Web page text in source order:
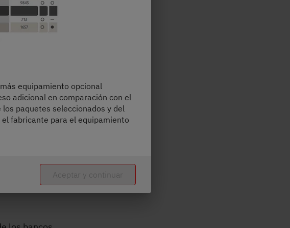
equipamiento opcional
adicional en comparación con el
paquetes seleccionados y del
fabricante para el equipamiento
Aceptar y continuar